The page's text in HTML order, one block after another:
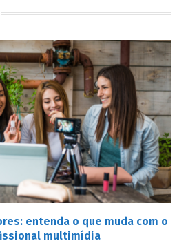
entenda o que muda com o
multimídia